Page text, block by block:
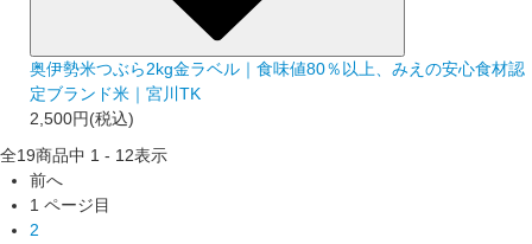
奥伊勢米つぶら2kg金ラベル｜食味値80％以上、みえの安心食材認
定ブランド米｜宮川TK
2,500円(税込)
全19商品中 1 - 12表示
前へ
1 ページ目
2